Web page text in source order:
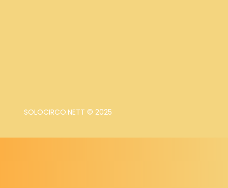
SOLOCIRCO.NETT © 2025